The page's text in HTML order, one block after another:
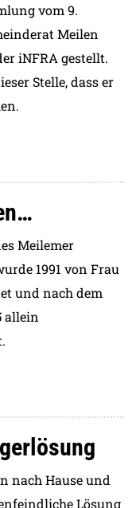
vom 9.
Meilen
iNFRA gestellt.
Stelle, dass er
Meilemer
1991 von Frau
und nach dem
allein
nach Hause und
Lösung